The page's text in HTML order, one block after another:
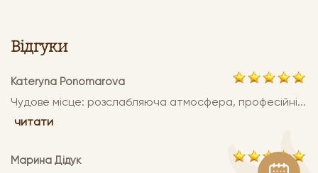
Відгуки
Kateryna Ponomarova
Чудове місце: розслабляюча атмосфера, професійні...
читати
Марина Дідук